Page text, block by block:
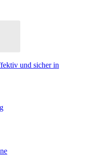
und sicher in